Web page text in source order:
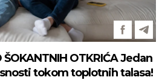
ŠOKANTNIH OTKRIĆA Jedan
tokom toplotnih talasa!